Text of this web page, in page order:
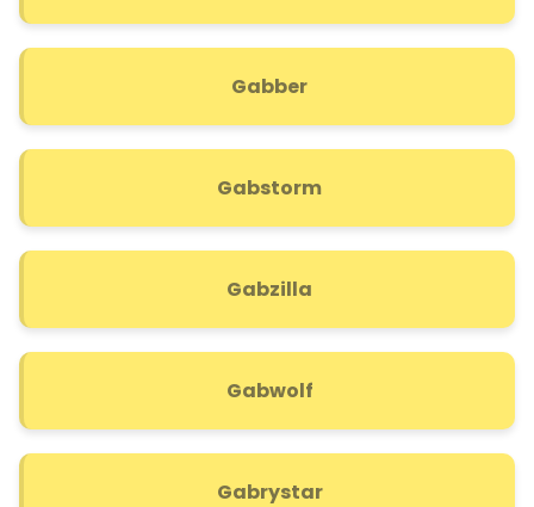
Gabber
Gabstorm
Gabzilla
Gabwolf
Gabrystar